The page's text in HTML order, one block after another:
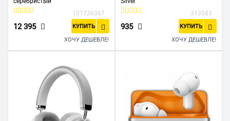
101736367
12 395 КУПИТЬ
ХОЧУ ДЕШЕВЛЕ!
313583
935 КУПИТЬ
ХОЧУ ДЕШЕВЛЕ!